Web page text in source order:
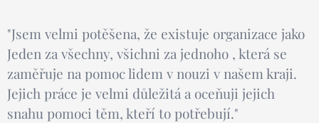
"Jsem velmi potěšena, že existuje organizace jako
Jeden za všechny, všichni za jednoho , která se
zaměřuje na pomoc lidem v nouzi v našem kraji.
Jejich práce je velmi důležitá a oceňuji jejich
snahu pomoci těm, kteří to potřebují."